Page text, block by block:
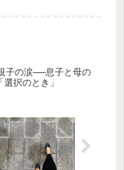
子の涙──息子と母の
択のとき」